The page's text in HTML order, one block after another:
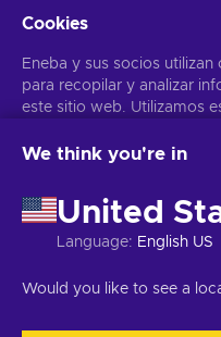
Obtén ofertas
Puedes darte de baja en
Copyright © 2026 Eneba.
Cookies
Eneba y sus socios
para recopilar y analizar
este sitio web. Utilizamos
personales también
Al hacer clic en «Aceptar
que Eneba y sus socios
ajustar tu consentimiento
tus datos, consulta la
We think you're in
United
Language: English US
Would you like to see a